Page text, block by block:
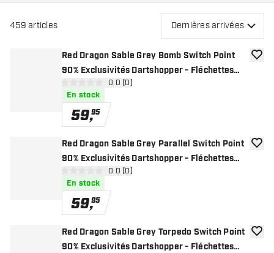
459 articles Dernières arrivées
Red Dragon Sable Grey Bomb Switch Point
90% Exclusivités Dartshopper - Fléchettes
pointe Acierouvrir le panneau des avis
0 étoiles de notation
0.0 (0)
En stock
59,95
Red Dragon Sable Grey Parallel Switch Point
90% Exclusivités Dartshopper - Fléchettes
pointe Acierouvrir le panneau des avis
0 étoiles de notation
0.0 (0)
En stock
59,95
Red Dragon Sable Grey Torpedo Switch Point
90% Exclusivités Dartshopper - Fléchettes